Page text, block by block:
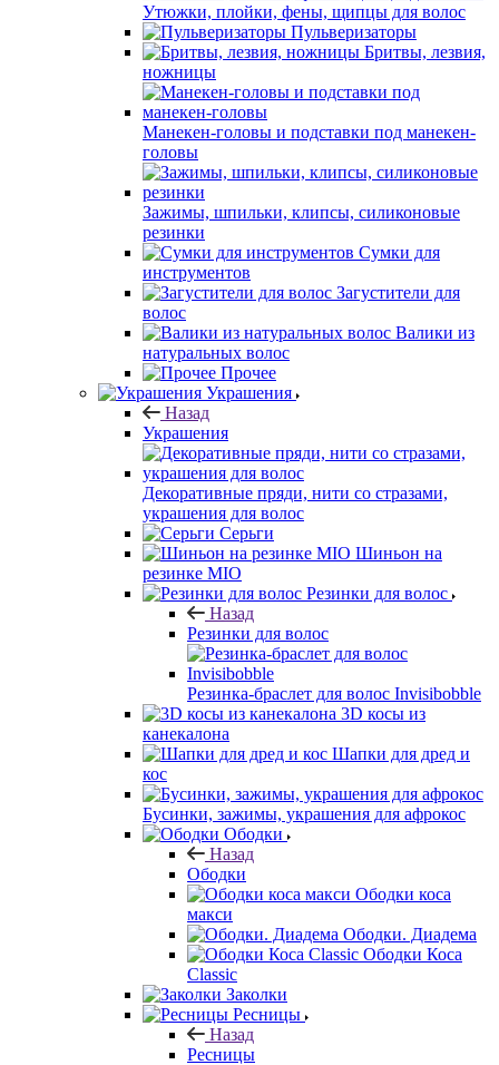
Утюжки, плойки, фены, щипцы для волос
Пульверизаторы
Бритвы, лезвия,
ножницы
Манекен-головы и подставки под манекен-
головы
Зажимы, шпильки, клипсы, силиконовые
резинки
Сумки для
инструментов
Загустители для
волос
Валики из
натуральных волос
Прочее
Украшения
Назад
Украшения
Декоративные пряди, нити со стразами,
украшения для волос
Серьги
Шиньон на
резинке MIO
Резинки для волос
Назад
Резинки для волос
Резинка-браслет для волос Invisibobble
3D косы из
канекалона
Шапки для дред и
кос
Бусинки, зажимы, украшения для афрокос
Ободки
Назад
Ободки
Ободки коса
макси
Ободки. Диадема
Ободки Коса
Classic
Заколки
Ресницы
Назад
Ресницы